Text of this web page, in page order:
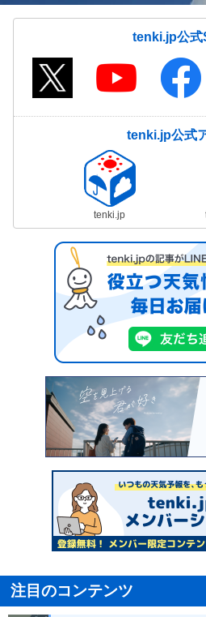
tenki.jp公式
tenki.jp公式
tenki.jp
注目のコンテンツ